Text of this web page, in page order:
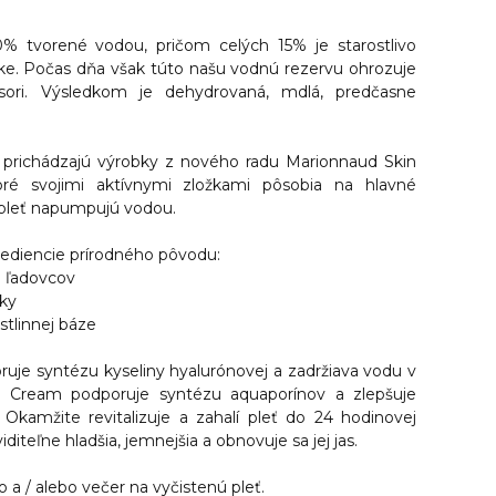
tvorené vodou, pričom celých 15% je starostlivo
Počas dňa však túto našu vodnú rezervu ohrozuje
Výsledkom je dehydrovaná, mdlá, predčasne
výrobky z nového radu Marionnaud Skin
svojimi aktívnymi zložkami pôsobia na hlavné
napumpujú vodou.
prírodného pôvodu:
ľadovcov
báze
syntézu kyseliny hyalurónovej a zadržiava vodu v
Cream podporuje syntézu aquaporínov a zlepšuje
revitalizuje a zahalí pleť do 24 hodinovej
hladšia, jemnejšia a obnovuje sa jej jas.
a / alebo večer na vyčistenú pleť.